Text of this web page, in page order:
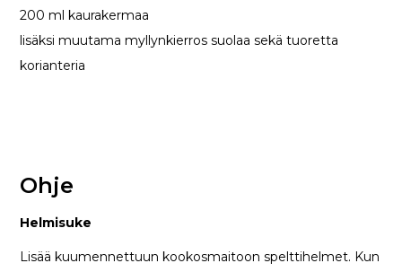
200 ml kaurakermaa
lisäksi muutama myllynkierros suolaa sekä tuoretta
korianteria
Ohje
Helmisuke
Lisää kuumennettuun kookosmaitoon spelttihelmet. Kun